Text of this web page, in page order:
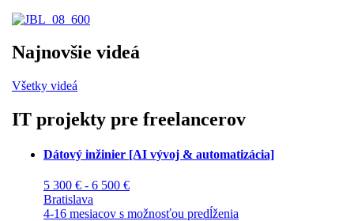
Najnovšie videá
Všetky videá
IT projekty pre freelancerov
Dátový inžinier [AI vývoj & automatizácia]
5 300 € - 6 500 €
Bratislava
4-16 mesiacov s možnosťou predĺženia